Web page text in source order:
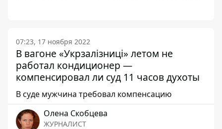
07:23, 17 ноября 2022
В вагоне «Укрзалізниці» летом не
работал кондиционер —
компенсировал ли суд 11 часов духоты
В суде мужчина требовал компенсацию
Олена Скобцева
ЖУРНАЛИСТ